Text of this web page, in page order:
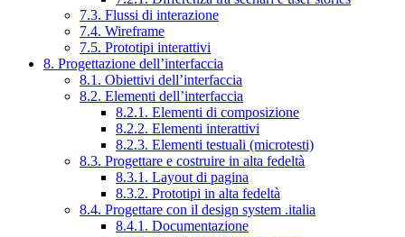
7.3. Flussi di interazione
7.4. Wireframe
7.5. Prototipi interattivi
8. Progettazione dell’interfaccia
8.1. Obiettivi dell’interfaccia
8.2. Elementi dell’interfaccia
8.2.1. Elementi di composizione
8.2.2. Elementi interattivi
8.2.3. Elementi testuali (microtesti)
8.3. Progettare e costruire in alta fedeltà
8.3.1. Layout di pagina
8.3.2. Prototipi in alta fedeltà
8.4. Progettare con il design system .italia
8.4.1. Documentazione